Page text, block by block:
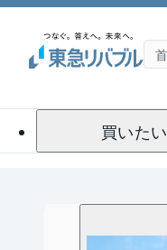
買いたい